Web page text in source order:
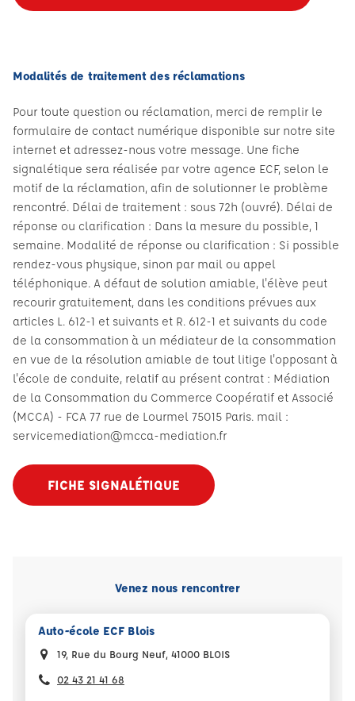
Modalités de traitement des réclamations
Pour toute question ou réclamation, merci de remplir le
formulaire de contact numérique disponible sur notre site
internet et adressez-nous votre message. Une fiche
signalétique sera réalisée par votre agence ECF, selon le
motif de la réclamation, afin de solutionner le problème
rencontré. Délai de traitement : sous 72h (ouvré). Délai de
réponse ou clarification : Dans la mesure du possible, 1
semaine. Modalité de réponse ou clarification : Si possible
rendez-vous physique, sinon par mail ou appel
téléphonique. A défaut de solution amiable, l'élève peut
recourir gratuitement, dans les conditions prévues aux
articles L. 612-1 et suivants et R. 612-1 et suivants du code
de la consommation à un médiateur de la consommation
en vue de la résolution amiable de tout litige l'opposant à
l'école de conduite, relatif au présent contrat : Médiation
de la Consommation du Commerce Coopératif et Associé
(MCCA) - FCA 77 rue de Lourmel 75015 Paris. mail :
servicemediation@mcca-mediation.fr
FICHE SIGNALÉTIQUE
Venez nous rencontrer
Auto-école ECF Blois
19, Rue du Bourg Neuf, 41000 BLOIS
02 43 21 41 68